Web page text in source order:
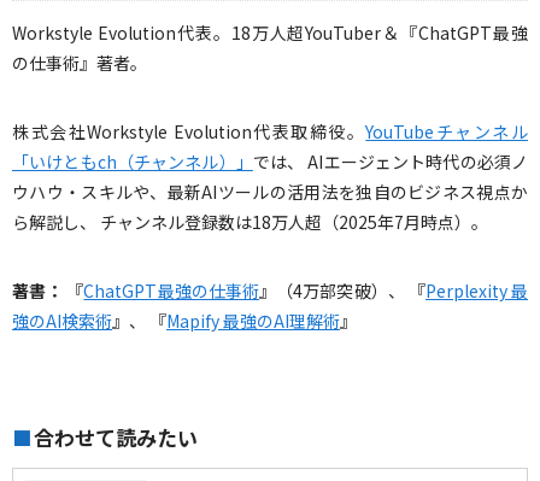
Workstyle Evolution代表。18万人超YouTuber＆『ChatGPT最強
の仕事術』著者。
株式会社Workstyle Evolution代表取締役。YouTubeチャンネル
「いけともch（チャンネル）」 では、 AIエージェント時代の必須ノ
ウハウ・スキルや、最新AIツールの活用法を独自のビジネス視点か
ら解説し、 チャンネル登録数は18万人超（2025年7月時点）。
著書： 『ChatGPT最強の仕事術』（4万部突破）、 『Perplexity 最
強のAI検索術』、 『Mapify 最強のAI理解術』
■合わせて読みたい